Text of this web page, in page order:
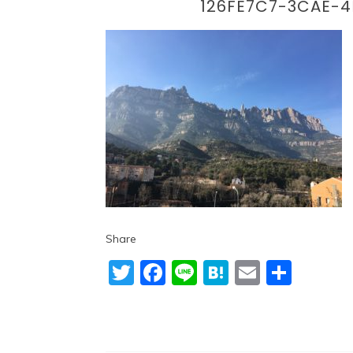
126FE7C7-3CAE-
Share
Twitter
Facebook
LineHatena
Email